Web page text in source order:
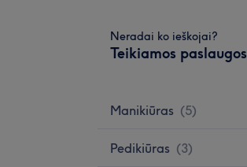
Neradai ko ieškojai?
Teikiamos paslaugos
Manikiūras (5)
Pedikiūras (3)